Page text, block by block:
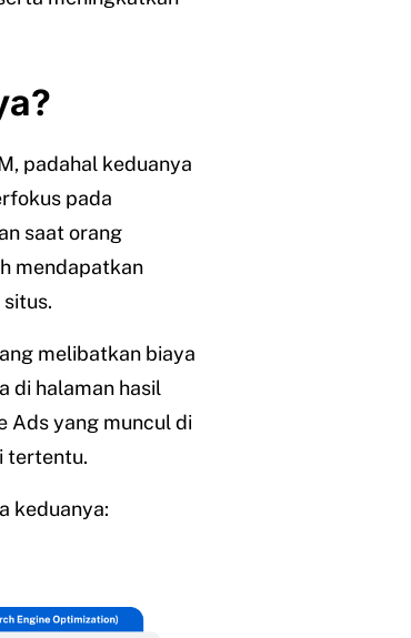
padahal keduanya
pada
saat orang
mendapatkan
melibatkan biaya
di halaman hasil
Ads yang muncul di
tertentu.
keduanya: